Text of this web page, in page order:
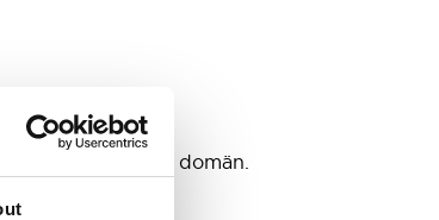
du behöver @din domän.